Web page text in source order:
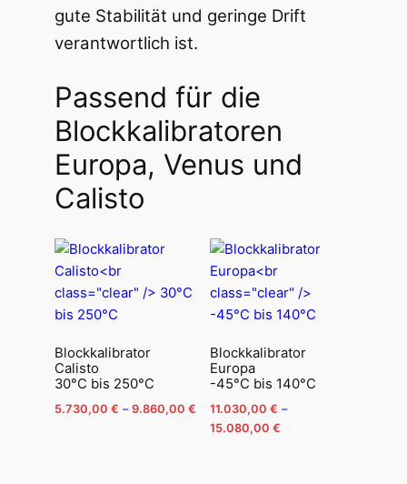
gute Stabilität und geringe Drift
verantwortlich ist.
Passend für die
Blockkalibratoren
Europa, Venus und
Calisto
Blockkalibrator
Calisto
30°C bis 250°C
5.730,00 € – 9.860,00 €Preisspanne:
5.730,00 €
Blockkalibrator
Europa
-45°C bis 140°C
11.030,00 € –
15.080,00 €Preisspanne: